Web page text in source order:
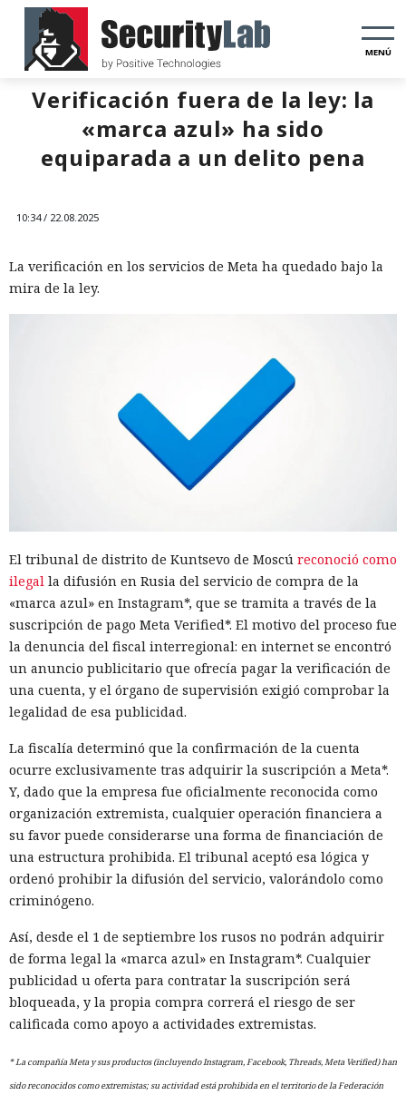
MENÚ
Verificación fuera de la ley: la
«marca azul» ha sido
equiparada a un delito pena
10:34 / 22.08.2025
La verificación en los servicios de Meta ha quedado bajo la
mira de la ley.
El tribunal de distrito de Kuntsevo de Moscú reconoció como
ilegal la difusión en Rusia del servicio de compra de la
«marca azul» en Instagram*, que se tramita a través de la
suscripción de pago Meta Verified*. El motivo del proceso fue
la denuncia del fiscal interregional: en internet se encontró
un anuncio publicitario que ofrecía pagar la verificación de
una cuenta, y el órgano de supervisión exigió comprobar la
legalidad de esa publicidad.
La fiscalía determinó que la confirmación de la cuenta
ocurre exclusivamente tras adquirir la suscripción a Meta*.
Y, dado que la empresa fue oficialmente reconocida como
organización extremista, cualquier operación financiera a
su favor puede considerarse una forma de financiación de
una estructura prohibida. El tribunal aceptó esa lógica y
ordenó prohibir la difusión del servicio, valorándolo como
criminógeno.
Así, desde el 1 de septiembre los rusos no podrán adquirir
de forma legal la «marca azul» en Instagram*. Cualquier
publicidad u oferta para contratar la suscripción será
bloqueada, y la propia compra correrá el riesgo de ser
calificada como apoyo a actividades extremistas.
* La compañía Meta y sus productos (incluyendo Instagram, Facebook, Threads, Meta Verified) han
sido reconocidos como extremistas; su actividad está prohibida en el territorio de la Federación